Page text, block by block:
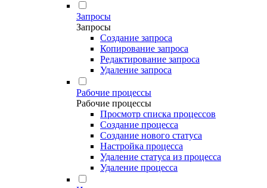
Запросы
Запросы
Создание запроса
Копирование запроса
Редактирование запроса
Удаление запроса
Рабочие процессы
Рабочие процессы
Просмотр списка процессов
Создание процесса
Создание нового статуса
Настройка процесса
Удаление статуса из процесса
Удаление процесса